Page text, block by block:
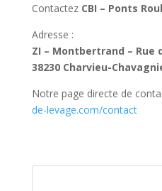
Contactez CBI – Ponts
Adresse :
ZI – Montbertrand – Rue
38230 Charvieu-
Notre page directe de
de-levage.com/contact